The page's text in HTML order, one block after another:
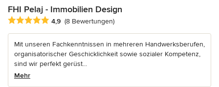
FHI Pelaj - Immobilien Design
Durchschnittliche Bewertung: 4.9 von 5 Sternen
4,9 (8 Bewertungen)
Mit unseren Fachkenntnissen in mehreren Handwerksberufen,
organisatorischer Geschicklichkeit sowie sozialer Kompetenz,
sind wir perfekt gerüst...
Mehr